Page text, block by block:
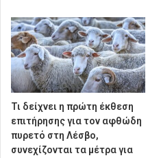
Τι δείχνει η πρώτη έκθεση
επιτήρησης για τον αφθώδη
πυρετό στη Λέσβο,
συνεχίζονται τα μέτρα για